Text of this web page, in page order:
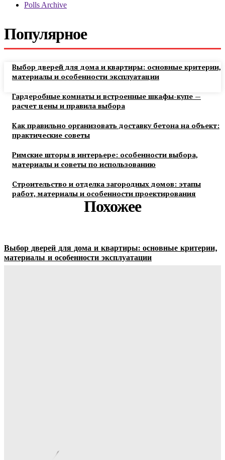
Polls Archive
Популярное
Выбор дверей для дома и квартиры: основные критерии,
материалы и особенности эксплуатации
Гардеробные комнаты и встроенные шкафы-купе —
расчет цены и правила выбора
Как правильно организовать доставку бетона на объект:
практические советы
Римские шторы в интерьере: особенности выбора,
материалы и советы по использованию
Строительство и отделка загородных домов: этапы
работ, материалы и особенности проектирования
Похожее
Выбор дверей для дома и квартиры: основные критерии,
материалы и особенности эксплуатации